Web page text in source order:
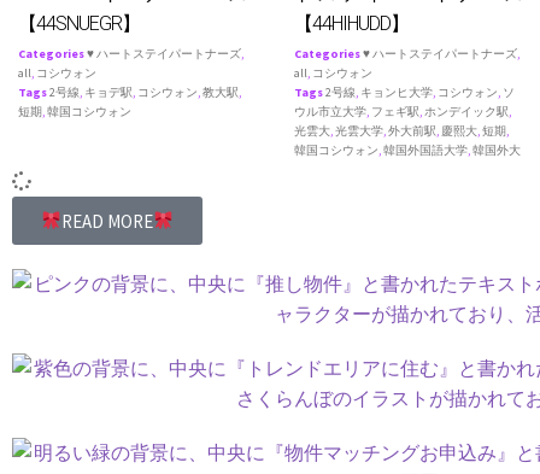
【44SNUEGR】
Categories♥ ハートステイパートナーズ,
all, コシウォン
Tags2号線, キョデ駅, コシウォン,教大駅,
短期,韓国コシウォン
【44HIHUDD】
Categories♥ ハートステイパートナーズ,
all, コシウォン
Tags2号線, キョンヒ大学, コシウォン, ソ
ウル市立大学, フェギ駅,ホンデイック駅,
光雲大,光雲大学,外大前駅, 慶熙大,短期,
韓国コシウォン,韓国外国語大学,韓国外大
READ MORE